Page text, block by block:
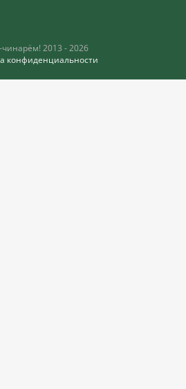
2013 - 2026
конфиденциальности